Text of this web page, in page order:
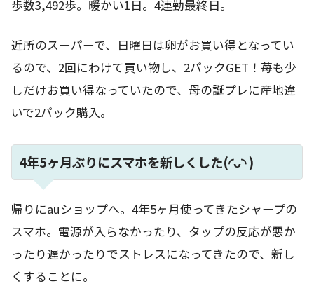
歩数3,492歩。暖かい1日。4連勤最終日。
近所のスーパーで、日曜日は卵がお買い得となってい
るので、2回にわけて買い物し、2パックGET！苺も少
しだけお買い得なっていたので、母の誕プレに産地違
いで2パック購入。
4年5ヶ月ぶりにスマホを新しくした(◜ᴗ◝ )
帰りにauショップへ。4年5ヶ月使ってきたシャープの
スマホ。電源が入らなかったり、タップの反応が悪か
ったり遅かったりでストレスになってきたので、新し
くすることに。